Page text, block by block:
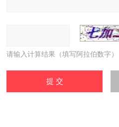
请输入计算结果（填写阿拉伯数字